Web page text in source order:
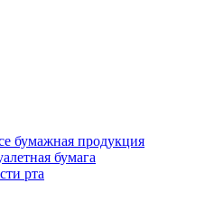
бумажная продукция
бумага
рта